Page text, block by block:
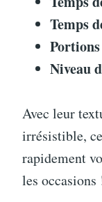
Temps
Portions
Niveau
Avec leur
irrésistible,
rapidement
les occasions